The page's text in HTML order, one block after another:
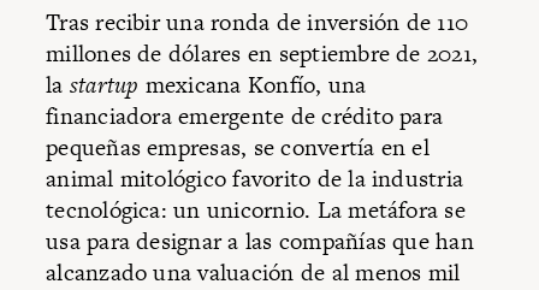
Tras recibir una ronda de inversión de 110
millones de dólares en septiembre de 2021,
la startup mexicana Konfío, una
financiadora emergente de crédito para
pequeñas empresas, se convertía en el
animal mitológico favorito de la industria
tecnológica: un unicornio. La metáfora se
usa para designar a las compañías que han
alcanzado una valuación de al menos mil